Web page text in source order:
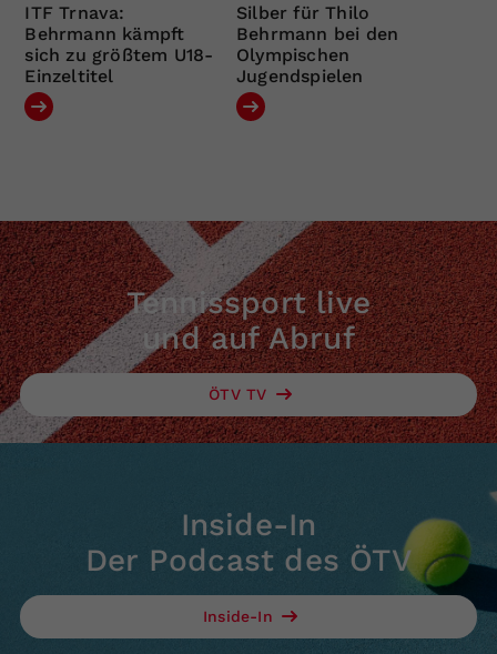
ITF Trnava:
Behrmann kämpft
sich zu größtem U18-
Einzeltitel
Silber für Thilo
Behrmann bei den
Olympischen
Jugendspielen
Tennissport live
und auf Abruf
ÖTV TV
Inside-In
Der Podcast des ÖTV
Inside-In